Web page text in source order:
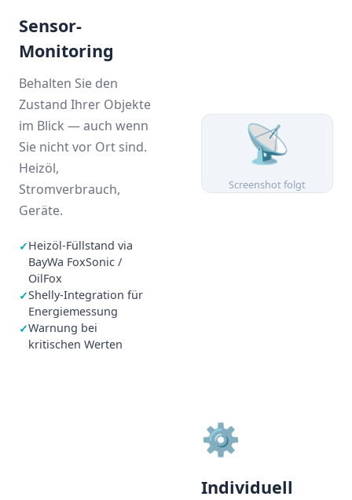
Sensor-
Monitoring
Behalten Sie den
Zustand Ihrer Objekte
im Blick — auch wenn
Sie nicht vor Ort sind.
Heizöl,
Stromverbrauch,
Geräte.
✓Heizöl-Füllstand via
BayWa FoxSonic /
OilFox
✓Shelly-Integration für
Energiemessung
✓Warnung bei
kritischen Werten
📡
Screenshot folgt
⚙️
Individuell